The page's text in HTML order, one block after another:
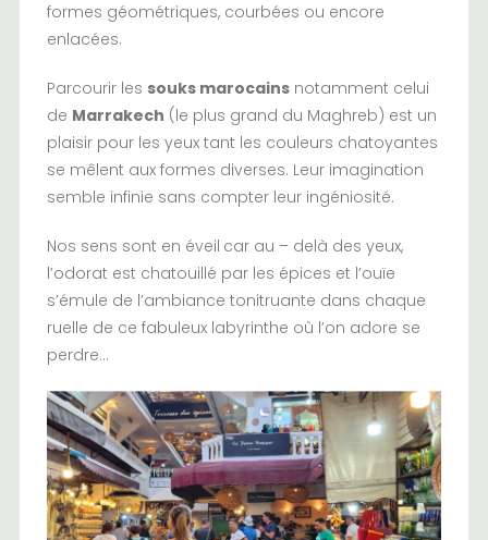
formes géométriques, courbées ou encore
enlacées.
Parcourir les souks marocainsnotamment celui
de Marrakech (le plus grand du Maghreb) est un
plaisir pour les yeux tant les couleurs chatoyantes
se mêlent aux formes diverses. Leur imagination
semble infinie sans compter leur ingéniosité.
Nos sens sont en éveil car au – delà des yeux,
l’odorat est chatouillé par les épices et l’ouïe
s’émule de l’ambiance tonitruante dans chaque
ruelle de ce fabuleux labyrinthe où l’on adore se
perdre…